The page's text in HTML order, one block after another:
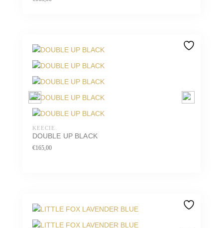
KEECIE.
DOUBLE UP BLACK
€165,00